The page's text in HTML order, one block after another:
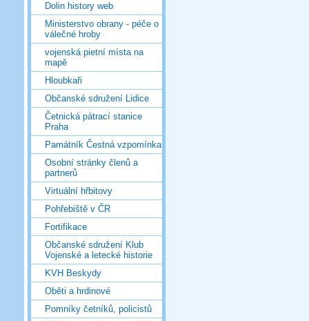
Dolin history web
Ministerstvo obrany - péče o
válečné hroby
vojenská pietní místa na
mapě
Hloubkaři
Občanské sdružení Lidice
Četnická pátrací stanice
Praha
Památník Čestná vzpomínka
Osobní stránky členů a
partnerů
Virtuální hřbitovy
Pohřebiště v ČR
Fortifikace
Občanské sdružení Klub
Vojenské a letecké historie
KVH Beskydy
Oběti a hrdinové
Pomníky četníků, policistů